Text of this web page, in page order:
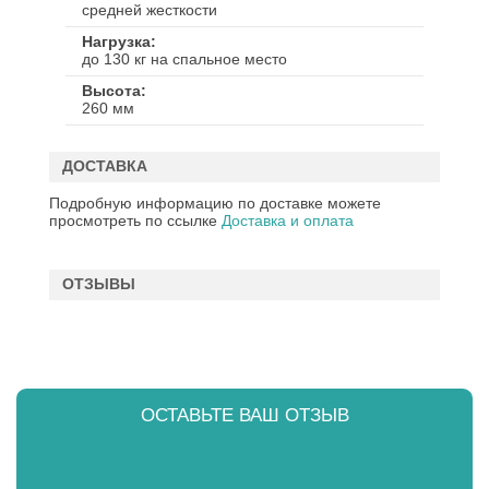
средней жесткости
Нагрузка
до 130 кг на спальное место
Высота
260 мм
ДОСТАВКА
Подробную информацию по доставке можете
просмотреть по ссылке Доставка и оплата
ОТЗЫВЫ
ОСТАВЬТЕ ВАШ ОТЗЫВ